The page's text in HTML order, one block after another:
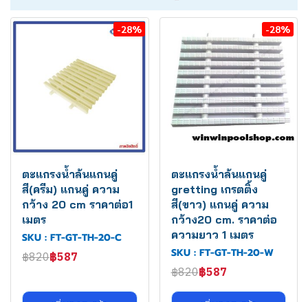
-28%
ตะแกรงน้ำล้นแกนคู่
สี(ครีม) แกนคู่ ความ
กว้าง 20 cm ราคาต่อ1
เมตร
SKU : FT-GT-TH-20-C
฿820฿587
-28%
ตะแกรงน้ำล้นแกนคู่
gretting เกรตติ้ง
สี(ขาว) แกนคู่ ความ
กว้าง20 cm. ราคาต่อ
ความยาว 1 เมตร
SKU : FT-GT-TH-20-W
฿820฿587